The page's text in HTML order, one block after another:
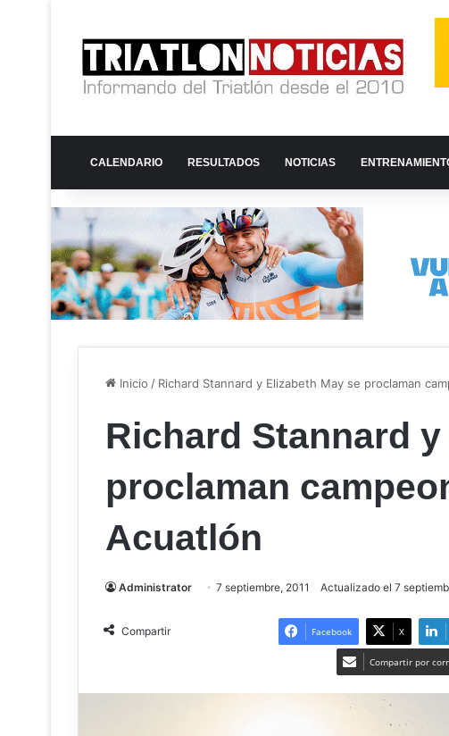
CALENDARIO RESULTADOS NOTICIAS
Inicio / Richard Stannard y Elizabeth May se proclaman
Richard Stannard
proclaman
Acuatlón
Administrator 7 septiembre, 2011 Actualizado el 7
Compartir Facebook X
Compartir por